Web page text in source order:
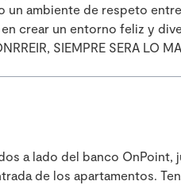
un ambiente de respeto
crear un entorno feliz y
SIEMPRE SERA LO
a lado del banco OnPoint,
de los apartamentos.